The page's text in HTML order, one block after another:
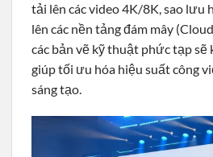
tải lên các video 4K/8K, sao lưu
lên các nền tảng đám mây
các bản vẽ kỹ thuật phức tạp sẽ
giúp tối ưu hóa hiệu suất công
sáng tạo.